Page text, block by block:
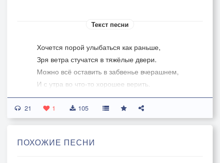
Текст песни
Хочется порой улыбаться как раньше,
Зря ветра стучатся в тяжёлые двери.
Можно всё оставить в забвенье вчерашнем,
И с утра во что-то хорошее верить.
Не переводить на язык новых улиц
Прежние слова, что не зарубцевались,
А надежда – редкий в пустыне оазис.
21 1 105
ПОХОЖИЕ ПЕСНИ